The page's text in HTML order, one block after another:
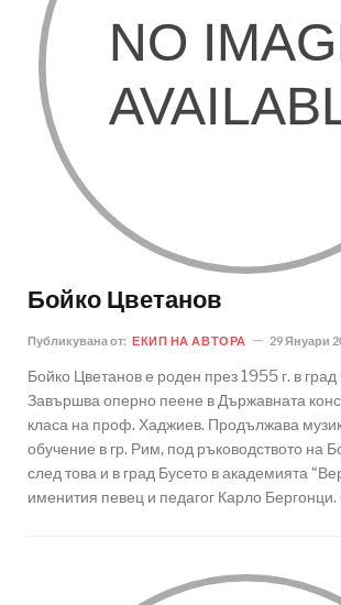
Бойко Цветанов
Публикувана от: ЕКИП НА АВТОРА 29 Януари
Бойко Цветанов е роден през 1955 г. в
Завършва оперно пеене в Държавната
класа на проф. Хаджиев. Продължава
обучение в гр. Рим, под ръководството на
след това и в град Бусето в академията
именития певец и педагог Карло Бергонци.